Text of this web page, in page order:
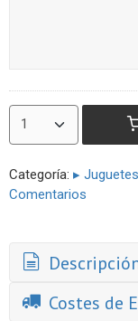
Categoría: ▸ Juguetes
Comentarios
Costes de